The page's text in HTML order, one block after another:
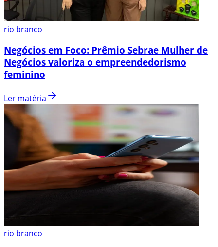
rio branco
Negócios em Foco: Prêmio Sebrae Mulher de
Negócios valoriza o empreendedorismo
feminino
Ler matéria
rio branco